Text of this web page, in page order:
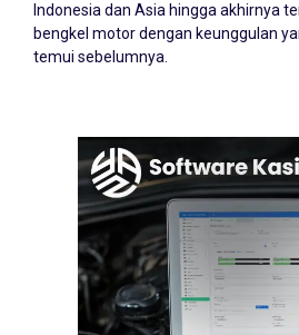
Indonesia dan Asia hingga akhirnya
bengkel motor dengan keunggulan
temui sebelumnya.